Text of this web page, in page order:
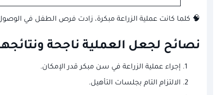
🧠 كلما كانت عملية الزراعة مبكرة، زادت فرص الطفل في
نصائح لجعل العملية ناجحة
إجراء عملية الزراعة في سن مبكر قدر الإمكان.
الالتزام التام بجلسات التأهيل.